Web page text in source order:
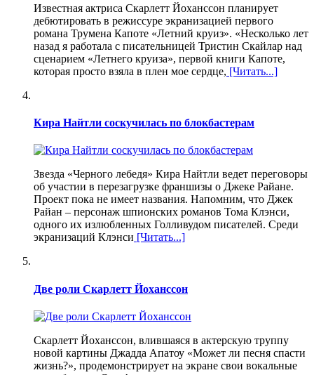
Известная актриса Скарлетт Йоханссон планирует
дебютировать в режиссуре экранизацией первого
романа Трумена Капоте «Летний круиз». «Несколько лет
назад я работала с писательницей Тристин Скайлар над
сценарием «Летнего круиза», первой книги Капоте,
которая просто взяла в плен мое сердце, [Читать...]
Кира Найтли соскучилась по блокбастерам
Звезда «Черного лебедя» Кира Найтли ведет переговоры
об участии в перезагрузке франшизы о Джеке Райане.
Проект пока не имеет названия. Напомним, что Джек
Райан – персонаж шпионских романов Тома Клэнси,
одного их излюбленных Голливудом писателей. Среди
экранизаций Клэнси [Читать...]
Две роли Скарлетт Йоханссон
Скарлетт Йоханссон, влившаяся в актерскую труппу
новой картины Джадда Апатоу «Может ли песня спасти
жизнь?», продемонстрирует на экране свои вокальные